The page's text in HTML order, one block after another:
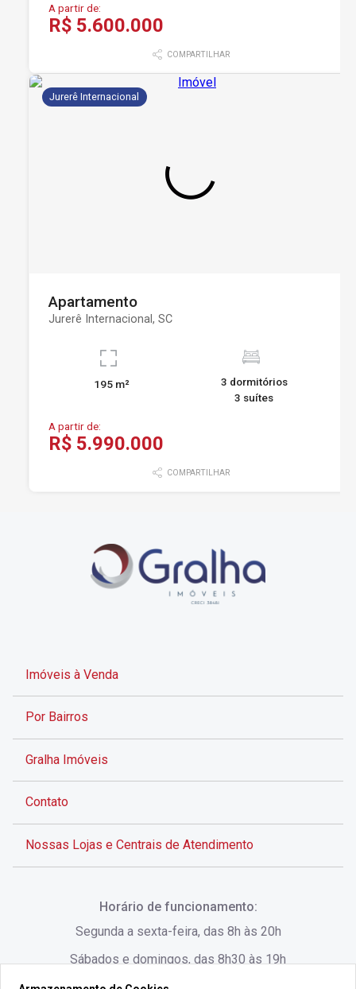
A partir de:
R$ 5.600.000
COMPARTILHAR
Jurerê Internacional
Apartamento
Jurerê Internacional, SC
195 m²
3 dormitórios
3 suítes
A partir de:
R$ 5.990.000
COMPARTILHAR
Imóveis à Venda
Por Bairros
Gralha Imóveis
Contato
Nossas Lojas e Centrais de Atendimento
Horário de funcionamento:
Segunda a sexta-feira, das 8h às 20h
Sábados e domingos, das 8h30 às 19h